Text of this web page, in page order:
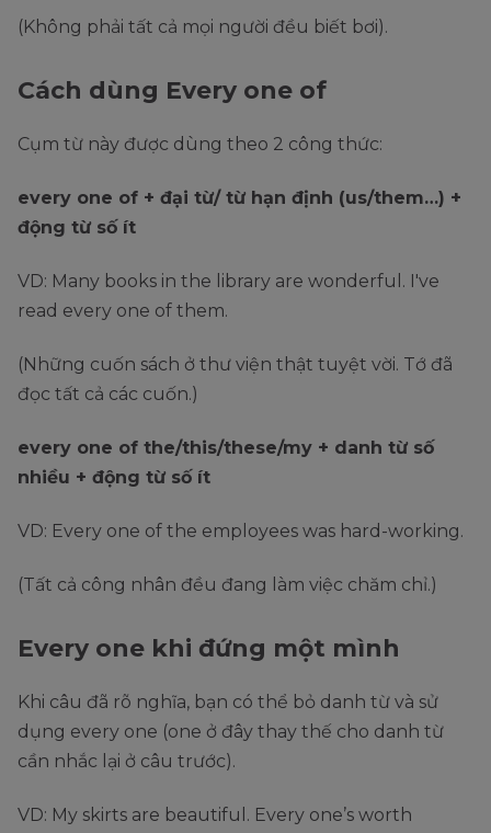
(Không phải tất cả mọi người đều biết bơi).
Cách dùng Every one of
Cụm từ này được dùng theo 2 công thức:
every one of + đại từ/ từ hạn định (us/them…) +
động từ số ít
VD: Many books in the library are wonderful. I've
read every one of them.
(Những cuốn sách ở thư viện thật tuyệt vời. Tớ đã
đọc tất cả các cuốn.)
every one of the/this/these/my + danh từ số
nhiều + động từ số ít
VD: Every one of the employees was hard-working.
(Tất cả công nhân đều đang làm việc chăm chỉ.)
Every one khi đứng một mình
Khi câu đã rõ nghĩa, bạn có thể bỏ danh từ và sử
dụng every one (one ở đây thay thế cho danh từ
cần nhắc lại ở câu trước).
VD: My skirts are beautiful. Every one’s worth